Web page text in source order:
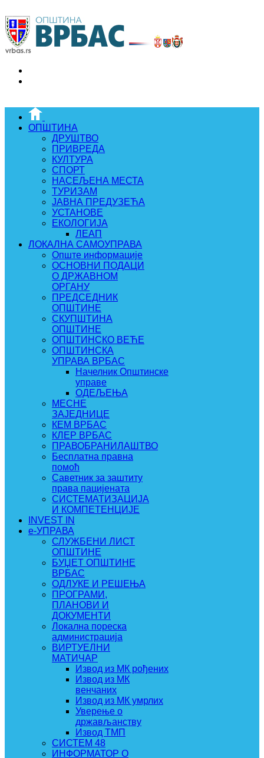
ОПШТИНА
ДРУШТВО
ПРИВРЕДА
КУЛТУРА
СПОРТ
НАСЕЉЕНА МЕСТА
ТУРИЗАМ
ЈАВНА ПРЕДУЗЕЋА
УСТАНОВЕ
ЕКОЛОГИЈА
ЛЕАП
ЛОКАЛНА САМОУПРАВА
Опште информације
ОСНОВНИ ПОДАЦИ
О ДРЖАВНОМ
ОРГАНУ
ПРЕДСЕДНИК
ОПШТИНЕ
СКУПШТИНА
ОПШТИНЕ
ОПШТИНСКО ВЕЋЕ
ОПШТИНСКА
УПРАВА ВРБАС
Начелник Општинске
управе
ОДЕЉЕЊА
МЕСНЕ
ЗАЈЕДНИЦЕ
КЕМ ВРБАС
КЛЕР ВРБАС
ПРАВОБРАНИЛАШТВО
Бесплатна правна
помоћ
Саветник за заштиту
права пацијената
СИСТЕМАТИЗАЦИЈА
И КОМПЕТЕНЦИЈЕ
INVEST IN
e-УПРАВА
СЛУЖБЕНИ ЛИСТ
ОПШТИНЕ
БУЏЕТ ОПШТИНЕ
ВРБАС
ОДЛУКЕ И РЕШЕЊА
ПРОГРАМИ,
ПЛАНОВИ И
ДОКУМЕНТИ
Локална пореска
администрација
ВИРТУЕЛНИ
МАТИЧАР
Извод из МК рођених
Извод из МК
венчаних
Извод из МК умрлих
Уверење о
држављанству
Извод ТМП
СИСТЕМ 48
ИНФОРМАТОР О